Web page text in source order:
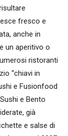
fresco e
anche in
un aperitivo o
ristoranti
“chiavi in
e Fusionfood
e Bento
già
e salse di